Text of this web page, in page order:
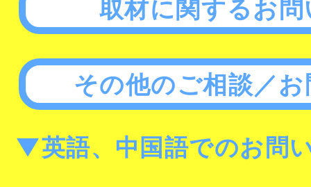
取材に関するお
その他のご相談／
▼英語、中国語でのお問